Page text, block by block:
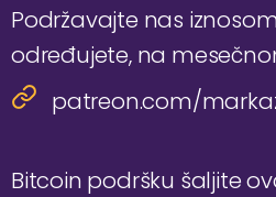
Podržavajte nas
određujete, na
patreon.com/
Bitcoin podršku šaljite